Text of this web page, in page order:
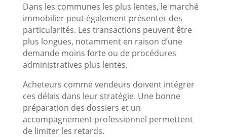
Dans les communes les plus lentes, le marché
immobilier peut également présenter des
particularités. Les transactions peuvent être
plus longues, notamment en raison d’une
demande moins forte ou de procédures
administratives plus lentes.
Acheteurs comme vendeurs doivent intégrer
ces délais dans leur stratégie. Une bonne
préparation des dossiers et un
accompagnement professionnel permettent
de limiter les retards.